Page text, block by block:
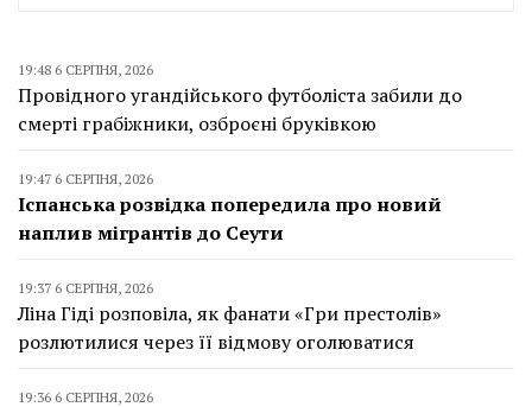
19:48 6 СЕРПНЯ, 2026
Провідного угандійського футболіста забили до
смерті грабіжники, озброєні бруківкою
19:47 6 СЕРПНЯ, 2026
Іспанська розвідка попередила про новий
наплив мігрантів до Сеути
19:37 6 СЕРПНЯ, 2026
Ліна Гіді розповіла, як фанати «Гри престолів»
розлютилися через її відмову оголюватися
19:36 6 СЕРПНЯ, 2026